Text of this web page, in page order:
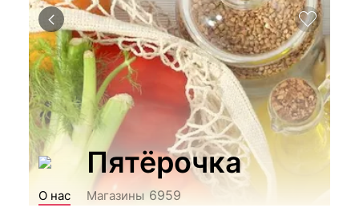
Пятёрочка
О нас Магазины 6959